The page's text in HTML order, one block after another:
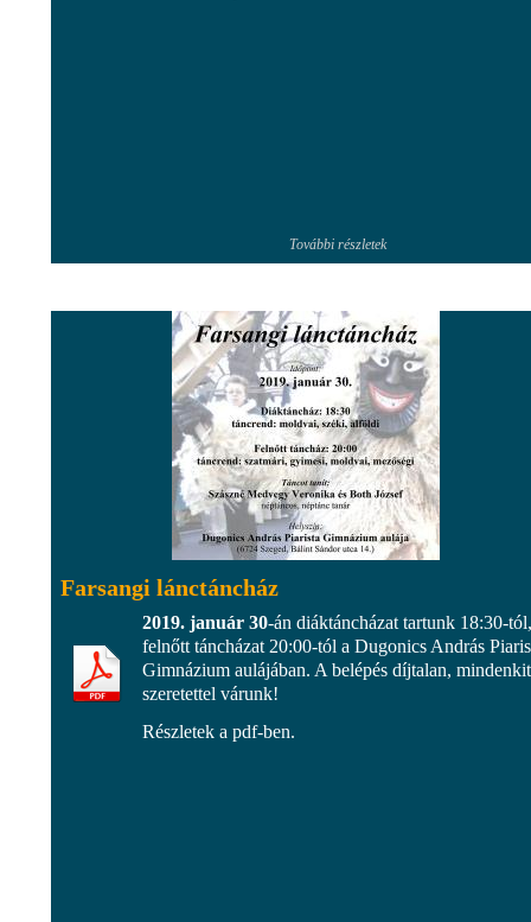
További részletek
Farsangi lánctáncház
2019. január 30-án diáktáncházat tartunk 18:30-tól,
felnőtt táncházat 20:00-tól a Dugonics András
Gimnázium aulájában. A belépés díjtalan, mindenkit
szeretettel várunk!
Részletek a pdf-ben.